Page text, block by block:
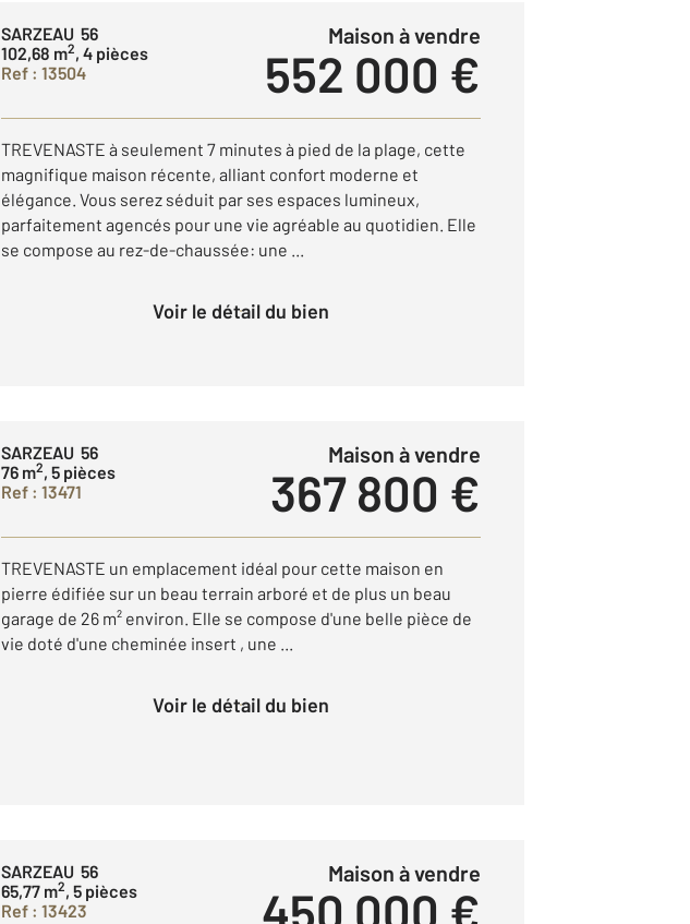
SARZEAU 56
102,68 m2, 4 pièces
Ref : 13504
Maison à vendre
552 000 €
TREVENASTE à seulement 7 minutes à pied de la plage, cette
magnifique maison récente, alliant confort moderne et
élégance. Vous serez séduit par ses espaces lumineux,
parfaitement agencés pour une vie agréable au quotidien. Elle
se compose au rez-de-chaussée: une ...
Voir le détail du bien
SARZEAU 56
76 m2, 5 pièces
Ref : 13471
Maison à vendre
367 800 €
TREVENASTE un emplacement idéal pour cette maison en
pierre édifiée sur un beau terrain arboré et de plus un beau
garage de 26 m² environ. Elle se compose d'une belle pièce de
vie doté d'une cheminée insert , une ...
Voir le détail du bien
SARZEAU 56
65,77 m2, 5 pièces
Ref : 13423
Maison à vendre
450 000 €